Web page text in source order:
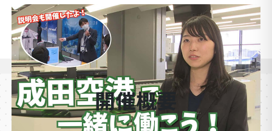
第1回（2023年2月）の様子をCHECK！
OVERVIEW
開催概要